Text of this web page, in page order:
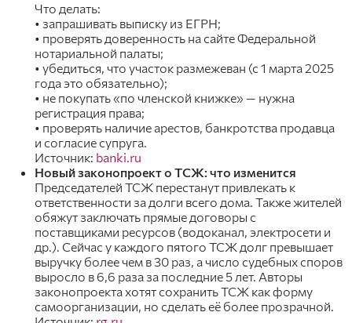
Что делать:
• запрашивать выписку из ЕГРН;
• проверять доверенность на сайте Федеральной
нотариальной палаты;
• убедиться, что участок размежеван (с 1 марта 2025
года это обязательно);
• не покупать «по членской книжке» — нужна
регистрация права;
• проверять наличие арестов, банкротства продавца
и согласие супруга.
Источник: banki.ru
Новый законопроект о ТСЖ: что изменится
Председателей ТСЖ перестанут привлекать к
ответственности за долги всего дома. Также жителей
обяжут заключать прямые договоры с
поставщиками ресурсов (водоканал, электросети и
др.). Сейчас у каждого пятого ТСЖ долг превышает
выручку более чем в 30 раз, а число судебных споров
выросло в 6,6 раза за последние 5 лет. Авторы
законопроекта хотят сохранить ТСЖ как форму
самоорганизации, но сделать её более прозрачной.